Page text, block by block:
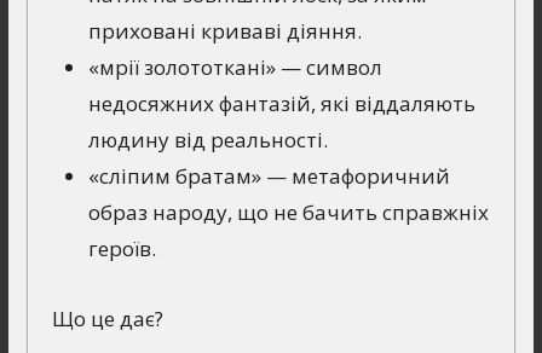
приховані криваві діяння.
«мрії золототкані» — символ
недосяжних фантазій, які віддаляють
людину від реальності.
«сліпим братам» — метафоричний
образ народу, що не бачить справжніх
героїв.
Що це дає?